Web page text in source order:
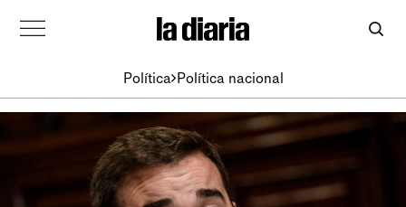
Política Política nacional